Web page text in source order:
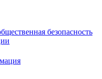
безопасность